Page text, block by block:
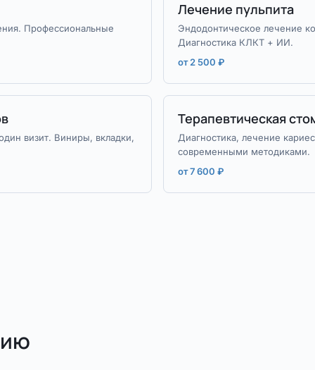
Профессиональные
Лечение пульпита
Эндодонтическое лечение
Диагностика КЛКТ + ИИ.
от 2 500 ₽
визит. Виниры, вкладки,
Терапевтическая
Диагностика, лечение
современными методиками.
от 7 600 ₽